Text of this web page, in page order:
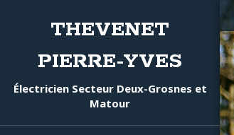
THEVENET
PIERRE-YVES
Électricien Secteur Deux-Grosnes et
Matour